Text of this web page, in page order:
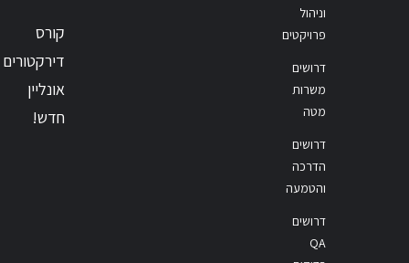
וניהול
פרויקטים
דרושים
משרות
מטה
דרושים
הדרכה
והטמעה
דרושים
QA
קורס
דירקטורים
אונליין
חדש!